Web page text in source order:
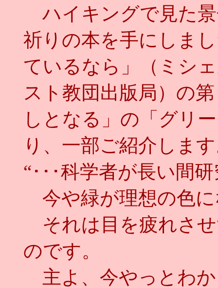
ハイキングで見た
祈りの本を手にしま
ているなら」（ミシ
スト教団出版局）の
しとなる」の「グリ
り、一部ご紹介しま
“･･･科学者が長い間
今や緑が理想の色
それは目を疲れさ
のです。
主よ、今やっとわ